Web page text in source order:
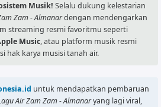
Musik! Selalu dukung kelestarian
Zam - Almanardengan mendengarkan
streaming resmi favoritmu seperti
Music, atau platform musik resmi
hak karya musisi tanah air.
untuk mendapatkan pembaruan
Air Zam Zam - Almanaryang lagi viral,